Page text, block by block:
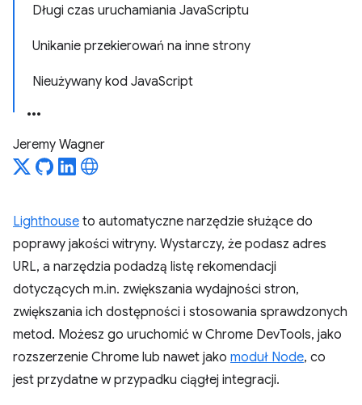
Długi czas uruchamiania JavaScriptu
Unikanie przekierowań na inne strony
Nieużywany kod JavaScript
Jeremy Wagner
Lighthouse to automatyczne narzędzie służące do
poprawy jakości witryny. Wystarczy, że podasz adres
URL, a narzędzia podadzą listę rekomendacji
dotyczących m.in. zwiększania wydajności stron,
zwiększania ich dostępności i stosowania sprawdzonych
metod. Możesz go uruchomić w Chrome DevTools, jako
rozszerzenie Chrome lub nawet jako moduł Node, co
jest przydatne w przypadku ciągłej integracji.